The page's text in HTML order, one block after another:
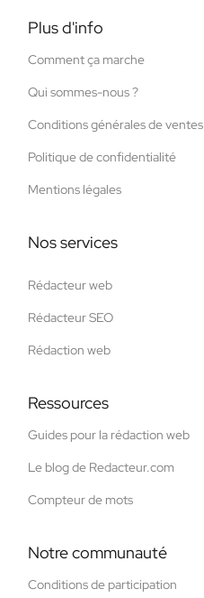
Plus d'info
Comment ça marche
Qui sommes-nous ?
Conditions générales de ventes
Politique de confidentialité
Mentions légales
Nos services
Rédacteur web
Rédacteur SEO
Rédaction web
Ressources
Guides pour la rédaction web
Le blog de Redacteur.com
Compteur de mots
Notre communauté
Conditions de participation